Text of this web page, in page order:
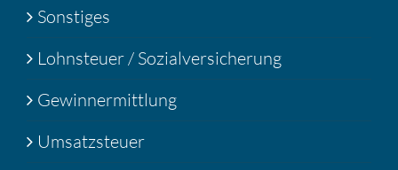
Sonstiges
Lohnsteuer / Sozialversicherung
Gewinnermittlung
Umsatzsteuer